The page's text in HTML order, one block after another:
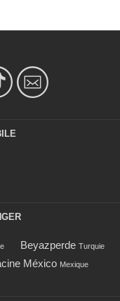
Beyazperde Turquie
México Mexique